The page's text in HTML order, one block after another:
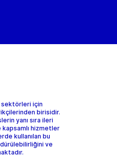
sektörleri için
birisidir.
yanı sıra ileri
hizmetler
kullanılan bu
ve